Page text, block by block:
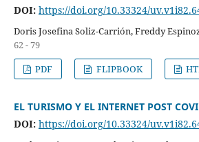
DOI: https://doi.org/10.33324/
Doris Josefina Soliz-Carrión, Freddy
62 - 79
PDF
FLIPBOOK
EL TURISMO Y EL INTERNET POST
DOI: https://doi.org/10.33324/